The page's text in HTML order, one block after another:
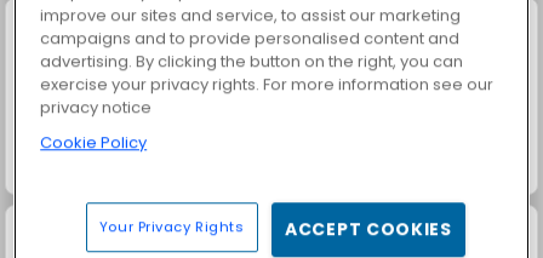
improve our sites and service, to assist our marketing
campaigns and to provide personalised content and
advertising. By clicking the button on the right, you can
exercise your privacy rights. For more information see our
privacy notice
Cookie Policy
Your Privacy Rights ACCEPT COOKIES